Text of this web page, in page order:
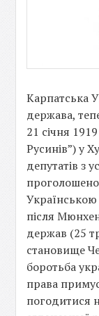
Карпатська
держава,
21 січня
Русинів”) у
депутатів з
проголошено
після
держав (25
становище
боротьба
права
погодитися